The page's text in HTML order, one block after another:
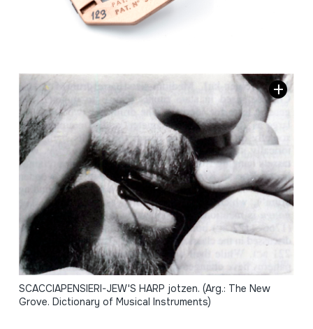
SCACCIAPENSIERI-JEW'S HARP jotzen. (Arg.: The New
Grove. Dictionary of Musical Instruments)